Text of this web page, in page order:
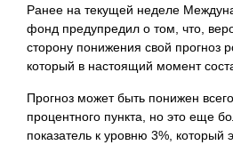
Ранее на текущей неделе
фонд предупредил о том, что,
сторону понижения свой прогноз
который в настоящий момент
Прогноз может быть понижен
процентного пункта, но это еще
показатель к уровню 3%,